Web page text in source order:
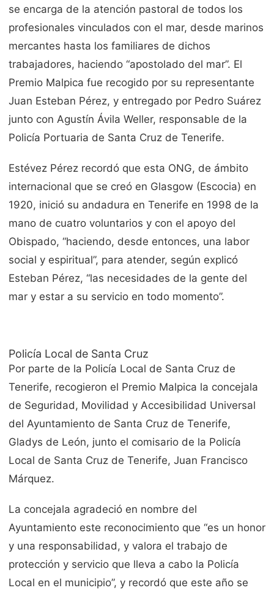
se encarga de la atención pastoral de todos los
profesionales vinculados con el mar, desde marinos
mercantes hasta los familiares de dichos
trabajadores, haciendo “apostolado del mar”. El
Premio Malpica fue recogido por su representante
Juan Esteban Pérez, y entregado por Pedro Suárez
junto con Agustín Ávila Weller, responsable de la
Policía Portuaria de Santa Cruz de Tenerife.
Estévez Pérez recordó que esta ONG, de ámbito
internacional que se creó en Glasgow (Escocia) en
1920, inició su andadura en Tenerife en 1998 de la
mano de cuatro voluntarios y con el apoyo del
Obispado, “haciendo, desde entonces, una labor
social y espiritual”, para atender, según explicó
Esteban Pérez, “las necesidades de la gente del
mar y estar a su servicio en todo momento”.
Policía Local de Santa Cruz
Por parte de la Policía Local de Santa Cruz de
Tenerife, recogieron el Premio Malpica la concejala
de Seguridad, Movilidad y Accesibilidad Universal
del Ayuntamiento de Santa Cruz de Tenerife,
Gladys de León, junto el comisario de la Policía
Local de Santa Cruz de Tenerife, Juan Francisco
Márquez.
La concejala agradeció en nombre del
Ayuntamiento este reconocimiento que “es un honor
y una responsabilidad, y valora el trabajo de
protección y servicio que lleva a cabo la Policía
Local en el municipio”, y recordó que este año se